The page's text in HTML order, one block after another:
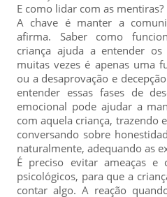
E como lidar com as mentiras?
A chave é manter a
afirma. Saber como
criança ajuda a entender
muitas vezes é apenas uma
ou a desaprovação e
entender essas fases de
emocional pode ajudar a
com aquela criança, trazendo
conversando sobre
naturalmente, adequando as
É preciso evitar ameaças e
psicológicos, para que a
contar algo. A reação